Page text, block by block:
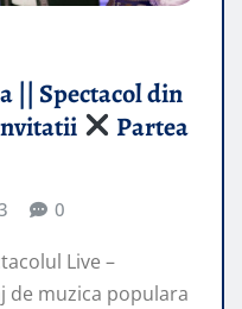
|| Spectacol din
Partea
0
Live –
de muzica populara